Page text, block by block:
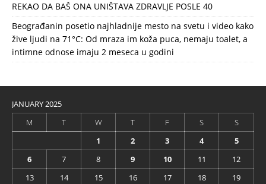
REKAO DA BAŠ ONA UNIŠTAVA ZDRAVLJE POSLE 40
Beograđanin posetio najhladnije mesto na svetu i video kako
žive ljudi na 71°C: Od mraza im koža puca, nemaju toalet, a
intimne odnose imaju 2 meseca u godini
JANUARY 2025
M
T W T F S
S
1
2 3 4
5
6
7 8 9 10 11
12
13
14 15 16 17 18
19